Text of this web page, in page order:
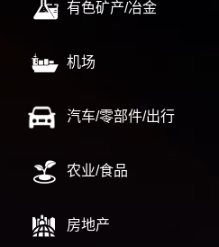
有色矿产/冶金
机场
汽车/零部件/出行
农业/食品
房地产